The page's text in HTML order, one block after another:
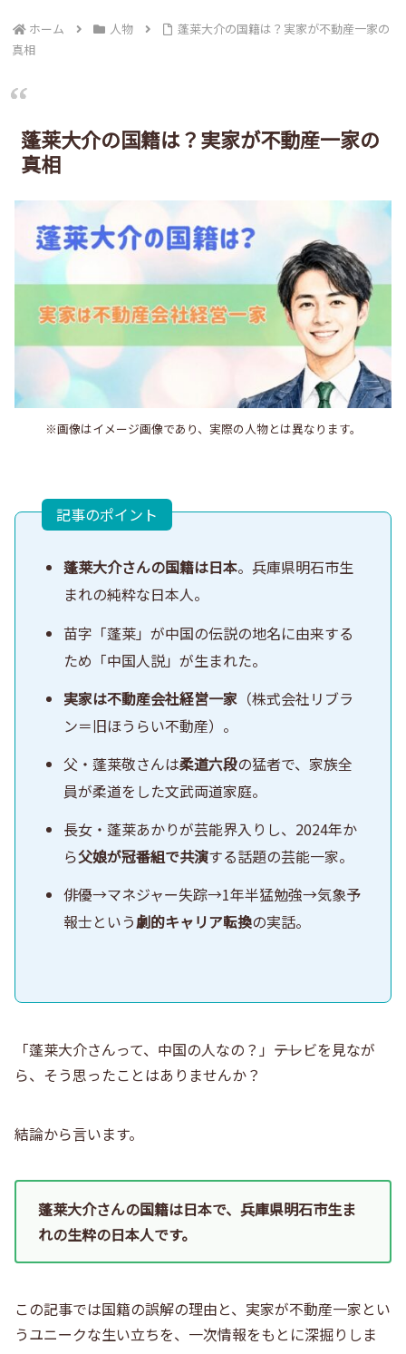
ホーム 人物
蓬莱大介の国籍は？実家が不動産一家の
真相
蓬莱大介の国籍は？実家が不動産一家の
真相
※画像はイメージ画像であり、実際の人物とは異なります。
記事のポイント
蓬莱大介さんの国籍は日本。兵庫県明石市生
まれの純粋な日本人。
苗字「蓬莱」が中国の伝説の地名に由来する
ため「中国人説」が生まれた。
実家は不動産会社経営一家 （株式会社リブラ
ン＝旧ほうらい不動産）。
父・蓬莱敬さんは柔道六段の猛者で、家族全
員が柔道をした文武両道家庭。
長女・蓬莱あかりが芸能界入りし、2024年か
ら父娘が冠番組で共演する話題の芸能一家。
俳優→マネジャー失踪→1年半猛勉強→気象予
報士という劇的キャリア転換の実話。
「蓬莱大介さんって、中国の人なの？」――テレビを見なが
ら、そう思ったことはありませんか？
結論から言います。
蓬莱大介さんの国籍は日本で、兵庫県明石市生ま
れの生粋の日本人です。
この記事では国籍の誤解の理由と、実家が不動産一家とい
うユニークな生い立ちを、一次情報をもとに深掘りしま